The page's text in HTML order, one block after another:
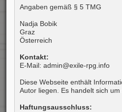
Angaben gemäß § 5 TMG
Nadja Bobik
Graz
Österreich
Kontakt:
E-Mail: admin@exile-rpg.info
Diese Webseite enthält
Autor liegen. Es handelt sich
Haftungsausschluss: